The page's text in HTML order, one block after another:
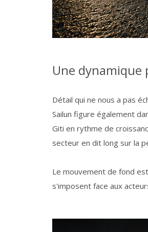
Une
Détail qui ne nous a pas
Sailun figure également
Giti en rythme de
secteur en dit long sur la
Le mouvement de fond
s'imposent face aux